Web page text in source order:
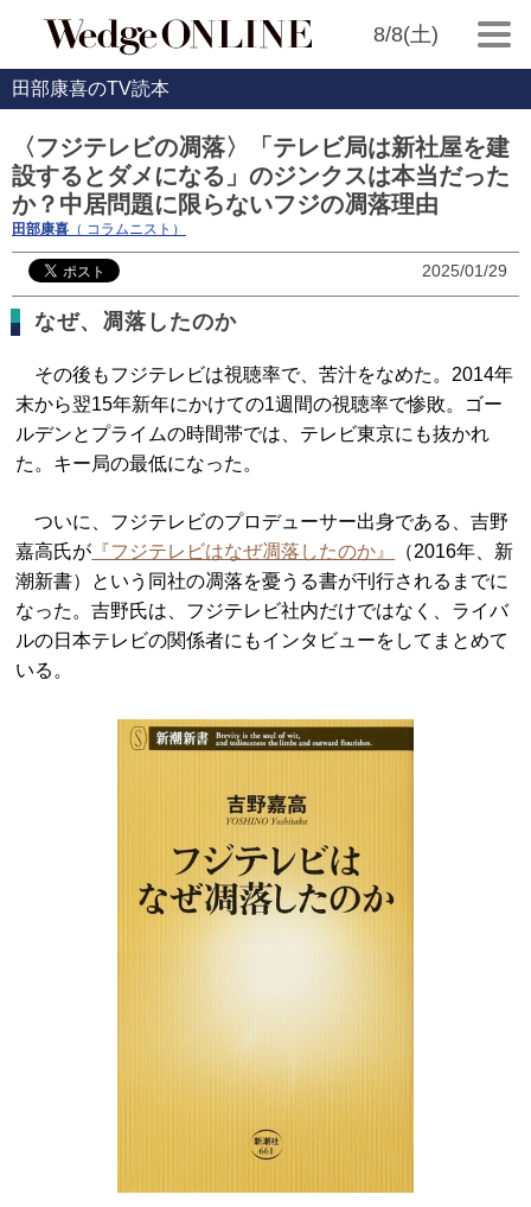
8/8(土)
田部康喜のTV読本
〈フジテレビの凋落〉「テレビ局は新社屋を建
設するとダメになる」のジンクスは本当だった
か？中居問題に限らないフジの凋落理由
田部康喜 （ コラムニスト）
2025/01/29
なぜ、凋落したのか
その後もフジテレビは視聴率で、苦汁をなめた。2014年
末から翌15年新年にかけての1週間の視聴率で惨敗。ゴー
ルデンとプライムの時間帯では、テレビ東京にも抜かれ
た。キー局の最低になった。
ついに、フジテレビのプロデューサー出身である、吉野
嘉高氏が 『フジテレビはなぜ凋落したのか』
（2016年、新
潮新書）という同社の凋落を憂うる書が刊行されるまでに
なった。吉野氏は、フジテレビ社内だけではなく、ライバ
ルの日本テレビの関係者にもインタビューをしてまとめて
いる。